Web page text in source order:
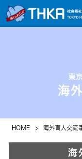
東
海
HOME > 海外盲人交流
海